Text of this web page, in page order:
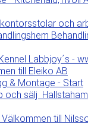
och
Labbjoy´s -
till Eleiko AB
& Montage - Start
sälj 
till